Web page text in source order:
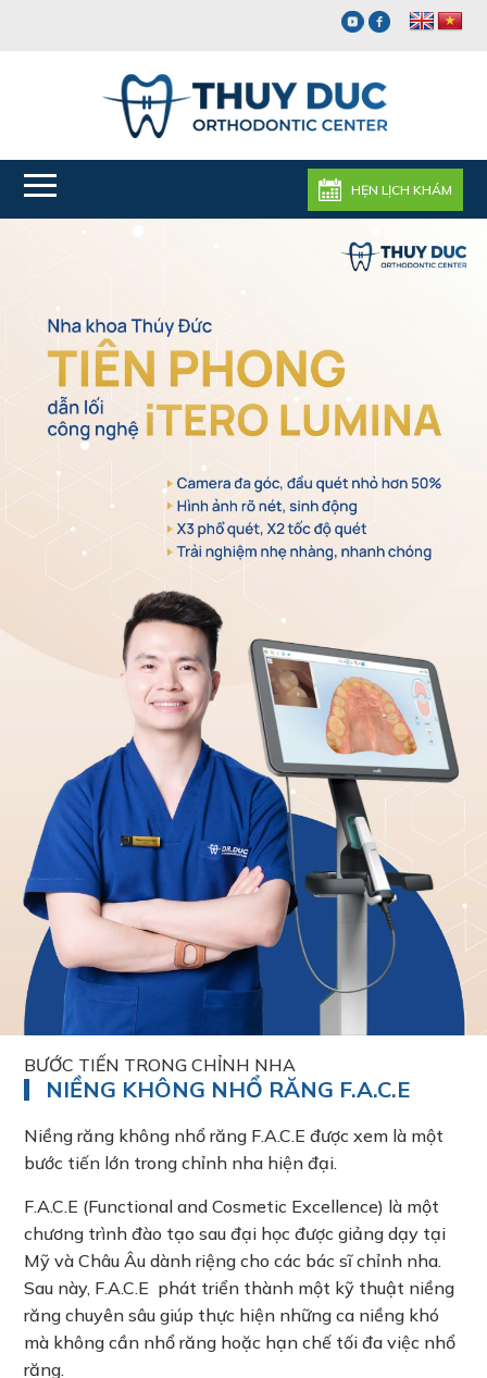
HẸN LỊCH KHÁM
BƯỚC TIẾN TRONG CHỈNH NHA
NIỀNG KHÔNG NHỔ RĂNG F.A.C.E
Niềng răng không nhổ răng F.A.C.E được xem là một
bước tiến lớn trong chỉnh nha hiện đại.
F.A.C.E (Functional and Cosmetic Excellence) là một
chương trình đào tạo sau đại học được giảng dạy tại
Mỹ và Châu Âu dành riệng cho các bác sĩ chỉnh nha.
Sau này, F.A.C.E phát triển thành một kỹ thuật niềng
răng chuyên sâu giúp thực hiện những ca niềng khó
mà không cần nhổ răng hoặc hạn chế tối đa việc nhổ
răng.